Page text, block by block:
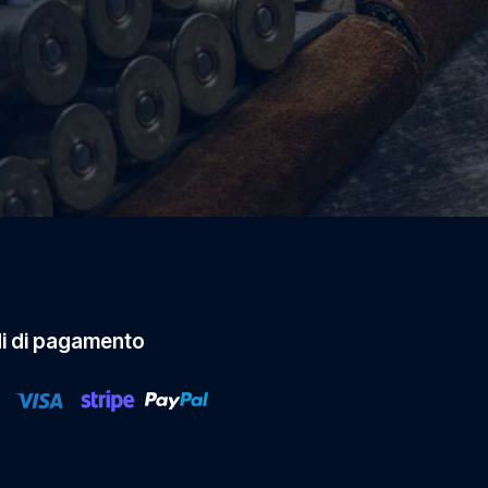
di pagamento